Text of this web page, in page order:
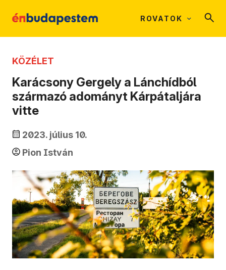
ROVATOK
KÖZÉLET
Karácsony Gergely a Lánchídból
származó adományt Kárpátaljára
vitte
2023. július 10.
Pion István